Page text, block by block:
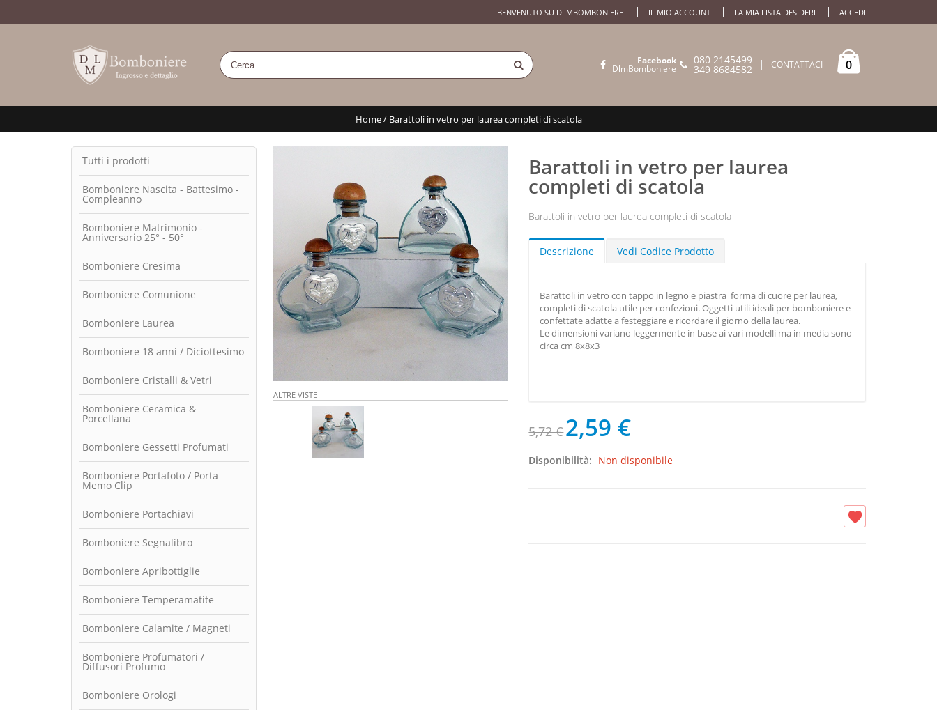
IL MIO ACCOUNT LA MIA LISTA DESIDERI ACCEDI
BENVENUTO SU DLMBOMBONIERE
Facebook
DlmBomboniere
080 2145499
349 8684582 CONTATTACI 0
Home/ Barattoli in vetro per laurea completi di scatola
ALTRE VISTE
Barattoli in vetro per laurea
completi di scatola
Barattoli in vetro per laurea completi di scatola
Descrizione Vedi Codice Prodotto
Barattoli in vetro con tappo in legno e piastra forma di cuore per laurea,
completi di scatola utile per confezioni. Oggetti utili ideali per bomboniere e
confettate adatte a festeggiare e ricordare il giorno della laurea.
Le dimensioni variano leggermente in base ai vari modelli ma in media sono
circa cm 8x8x3
5,72 €2,59 €
Disponibilità: Non disponibile
Tutti i prodotti
Bomboniere Nascita - Battesimo -
Compleanno
Bomboniere Matrimonio -
Anniversario 25° - 50°
Bomboniere Cresima
Bomboniere Comunione
Bomboniere Laurea
Bomboniere 18 anni / Diciottesimo
Bomboniere Cristalli & Vetri
Bomboniere Ceramica &
Porcellana
Bomboniere Gessetti Profumati
Bomboniere Portafoto / Porta
Memo Clip
Bomboniere Portachiavi
Bomboniere Segnalibro
Bomboniere Apribottiglie
Bomboniere Temperamatite
Bomboniere Calamite / Magneti
Bomboniere Profumatori /
Diffusori Profumo
Bomboniere Orologi